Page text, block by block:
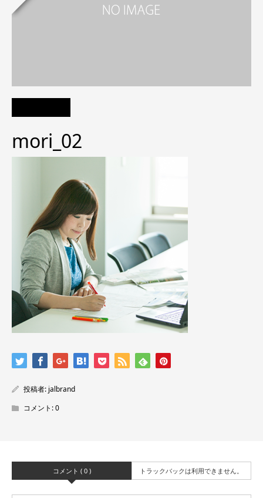
mori_02
投稿者: jalbrand
コメント:0
コメント ( 0 ) トラックバックは利用できません。